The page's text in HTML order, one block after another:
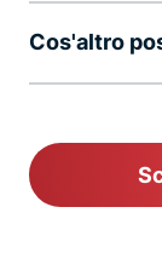
Cos'altro